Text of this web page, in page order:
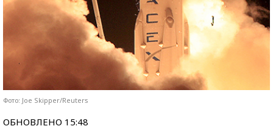
Фото: Joe Skipper/Reuters
ОБНОВЛЕНО 15:48